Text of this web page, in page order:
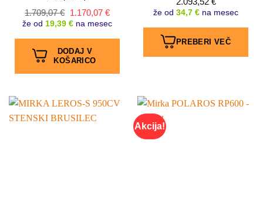
1.709,07€ Izvirna
cena
je
bila:
1.709,07 €.
1.170,07 €Trenutna
cena
je:
1.170,07 €.
že od 19,39 € na mesec
DODAJ V
KOŠARICO
že od 34,7 € na mesec
PREBERI VEČ
Akcija!